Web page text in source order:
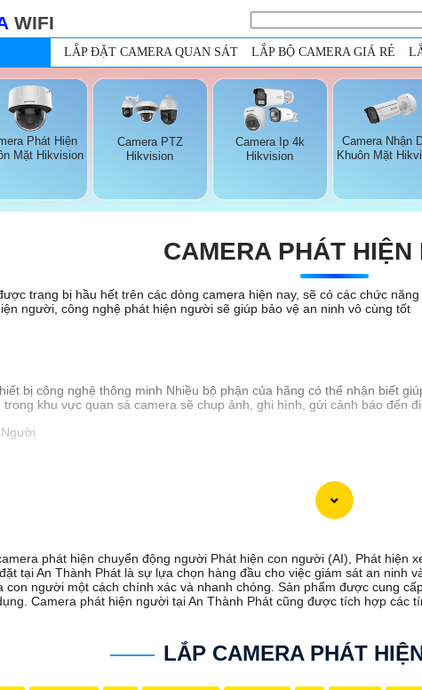
WIFI
LẮP ĐẶT CAMERA QUAN SÁT LẮP BỘ CAMERA GIÁ RẺ
Phát Hiện
Mặt Hikvision
Camera PTZ
Hikvision
Camera Ip 4k
Hikvision
Camera Nhận
Khuôn Mặt
CAMERA PHÁT HIỆN
trang bị hầu hết trên các dòng camera hiện nay, sẽ có các chức
người, công nghệ phát hiện người sẽ giúp bảo vệ an ninh vô cùng tốt
bị công nghệ thông minh Nhiều bộ phận của hãng có thể nhận biết
khu vực quan sá camera sẽ chụp ảnh, ghi hình, gửi cảnh báo đến
phát hiện chuyển động người Phát hiện con người (AI), Phát hiện
tại An Thành Phát là sự lựa chọn hàng đầu cho việc giám sát an ninh
con người một cách chính xác và nhanh chóng. Sản phẩm được cung
Camera phát hiện người tại An Thành Phát cũng được tích hợp các
LẮP CAMERA PHÁT